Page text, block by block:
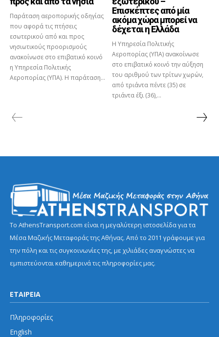
Παράταση αεροπορικής οδηγίας
που αφορά τις πτήσεις
εσωτερικού από και προς
νησιωτικούς προορισμούς
ανακοίνωσε στο επιβατικό κοινό
η Υπηρεσία Πολιτικής
Αεροπορίας (ΥΠΑ). Η παράταση...
Επισκέπτες από μία
ακόμα χώρα μπορεί να
δέχεται η Ελλάδα
Η Υπηρεσία Πολιτικής
Αεροπορίας (ΥΠΑ) ανακοίνωσε
στο επιβατικό κοινό την αύξηση
του αριθμού των τρίτων χωρών,
από τριάντα πέντε (35) σε
τριάντα έξι (36),...
Το AthensTransport.com είναι η μεγαλύτερη ιστοσελίδα για τα
Μέσα Μαζικής Μεταφοράς της Αθήνας. Από το 2011 γράφουμε για
την πόλη και τις συγκοινωνίες της, με χιλιάδες αναγνώστες να
εμπιστεύονται καθημερινά τις πληροφορίες μας.
ΕΤΑΙΡΕΙΑ
Πληροφορίες
English